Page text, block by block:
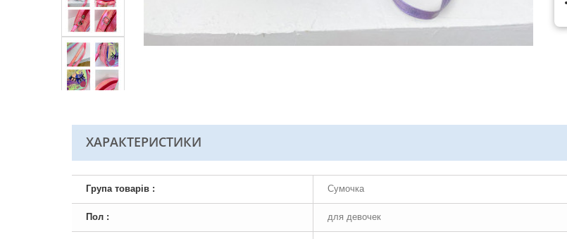
ХАРАКТЕРИСТИКИ
Група товарів : Сумочка
Пол : для девочек